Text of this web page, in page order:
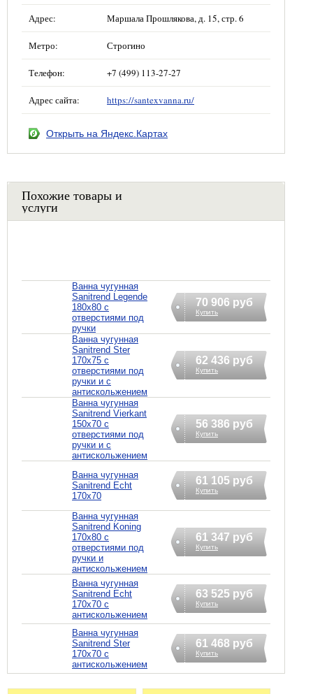
Адрес: Маршала Прошлякова, д. 15, стр. 6
Метро: Строгино
Телефон: +7 (499) 113-27-27
Адрес сайта: https://santexvanna.ru/
Открыть на Яндекс.Картах
Похожие товары и
услуги
Ванна чугунная
Sanitrend Legende
180х80 с
отверстиями под
ручки
70 906 руб
Купить
Ванна чугунная
Sanitrend Ster
170х75 с
отверстиями под
ручки и с
антискольжением
62 436 руб
Купить
Ванна чугунная
Sanitrend Vierkant
150х70 с
отверстиями под
ручки и с
антискольжением
56 386 руб
Купить
Ванна чугунная
Sanitrend Echt
170х70
61 105 руб
Купить
Ванна чугунная
Sanitrend Koning
170х80 с
отверстиями под
ручки и
антискольжением
61 347 руб
Купить
Ванна чугунная
Sanitrend Echt
170х70 с
антискольжением
63 525 руб
Купить
Ванна чугунная
Sanitrend Ster
170х70 с
антискольжением
61 468 руб
Купить